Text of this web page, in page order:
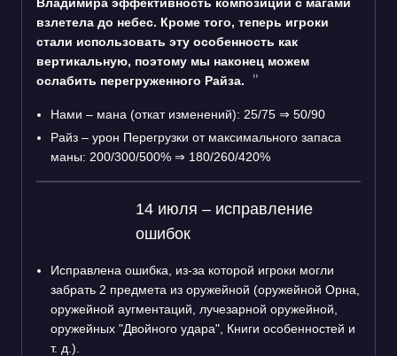
взлетела до небес. Кроме того, теперь игроки
стали использовать эту особенность как
вертикальную, поэтому мы наконец можем
ослабить перегруженного Райза.
Нами – мана (откат изменений): 25/75 ⇒ 50/90
Райз – урон Перегрузки от максимального запаса
маны: 200/300/500% ⇒ 180/260/420%
14 июля – исправление
ошибок
Исправлена ошибка, из-за которой игроки могли
забрать 2 предмета из оружейной (оружейной Орна,
оружейной аугментаций, лучезарной оружейной,
оружейных "Двойного удара", Книги особенностей и
т. д.).